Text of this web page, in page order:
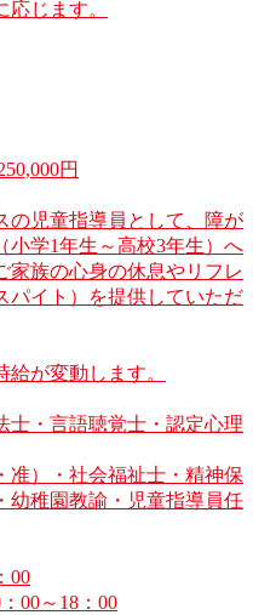
じます。
円
の児童指導員として、障が
小学1年生～高校3年生）へ
家族の心身の休息やリフレ
パイト）を提供していただ
が変動します。
士・言語聴覚士・認定心理
准）・社会福祉士・精神保
幼稚園教諭・児童指導員任
00
00～18：00